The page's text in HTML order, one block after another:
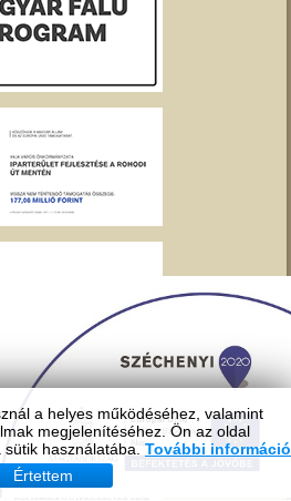
a helyes működéséhez, valamint
megjelenítéséhez. Ön az oldal
használatába. További információ
Értettem